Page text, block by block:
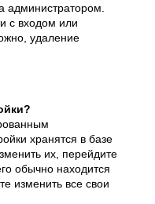
администратором.
с входом или
удаление
хранятся в базе
их, перейдите
обычно находится
изменить все свои